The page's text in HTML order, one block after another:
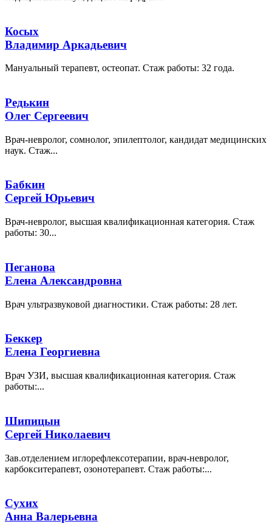
Косых
Владимир Аркадьевич
Мануальный терапевт, остеопат. Стаж работы: 32 года.
Редькин
Олег Сергеевич
Врач-невролог, сомнолог, эпилептолог, кандидат медицинских
наук. Стаж...
Бабкин
Сергей Юрьевич
Врач-невролог, высшая квалификационная категория. Стаж
работы: 30...
Пеганова
Елена Александровна
Врач ультразвуковой диагностики. Стаж работы: 28 лет.
Беккер
Елена Георгиевна
Врач УЗИ, высшая квалификационная категория. Стаж
работы:...
Шипицын
Сергей Николаевич
Зав.отделением иглорефлексотерапии, врач-невролог,
карбокситерапевт, озонотерапевт. Стаж работы:...
Сухих
Анна Валерьевна